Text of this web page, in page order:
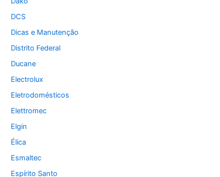
DCS
Dicas e Manutenção
Distrito Federal
Ducane
Electrolux
Eletrodomésticos
Elettromec
Elgin
Élica
Esmaltec
Espírito Santo